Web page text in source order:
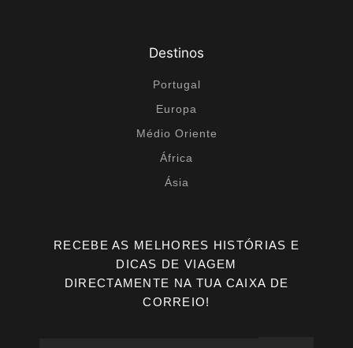
Destinos
Portugal
Europa
Médio Oriente
África
Ásia
RECEBE AS MELHORES HISTÓRIAS E
DICAS DE VIAGEM
DIRECTAMENTE NA TUA CAIXA DE
CORREIO!